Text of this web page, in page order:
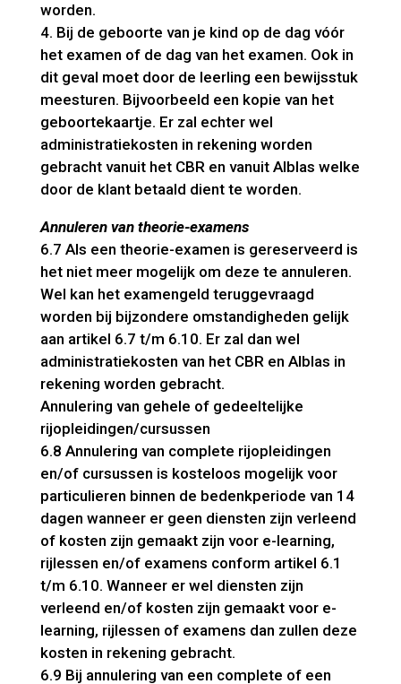
worden.
4. Bij de geboorte van je kind op de dag vóór
het examen of de dag van het examen. Ook in
dit geval moet door de leerling een bewijsstuk
meesturen. Bijvoorbeeld een kopie van het
geboortekaartje. Er zal echter wel
administratiekosten in rekening worden
gebracht vanuit het CBR en vanuit Alblas welke
door de klant betaald dient te worden.
Annuleren van theorie-examens
6.7 Als een theorie-examen is gereserveerd is
het niet meer mogelijk om deze te annuleren.
Wel kan het examengeld teruggevraagd
worden bij bijzondere omstandigheden gelijk
aan artikel 6.7 t/m 6.10. Er zal dan wel
administratiekosten van het CBR en Alblas in
rekening worden gebracht.
Annulering van gehele of gedeeltelijke
rijopleidingen/cursussen
6.8 Annulering van complete rijopleidingen
en/of cursussen is kosteloos mogelijk voor
particulieren binnen de bedenkperiode van 14
dagen wanneer er geen diensten zijn verleend
of kosten zijn gemaakt zijn voor e-learning,
rijlessen en/of examens conform artikel 6.1
t/m 6.10. Wanneer er wel diensten zijn
verleend en/of kosten zijn gemaakt voor e-
learning, rijlessen of examens dan zullen deze
kosten in rekening gebracht.
6.9 Bij annulering van een complete of een